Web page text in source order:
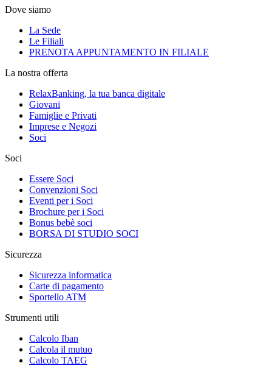
Dove siamo
La Sede
Le Filiali
PRENOTA APPUNTAMENTO IN FILIALE
La nostra offerta
RelaxBanking, la tua banca digitale
Giovani
Famiglie e Privati
Imprese e Negozi
Soci
Soci
Essere Soci
Convenzioni Soci
Eventi per i Soci
Brochure per i Soci
Bonus bebè soci
BORSA DI STUDIO SOCI
Sicurezza
Sicurezza informatica
Carte di pagamento
Sportello ATM
Strumenti utili
Calcolo Iban
Calcola il mutuo
Calcolo TAEG